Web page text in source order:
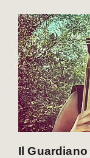
Il Guardiano